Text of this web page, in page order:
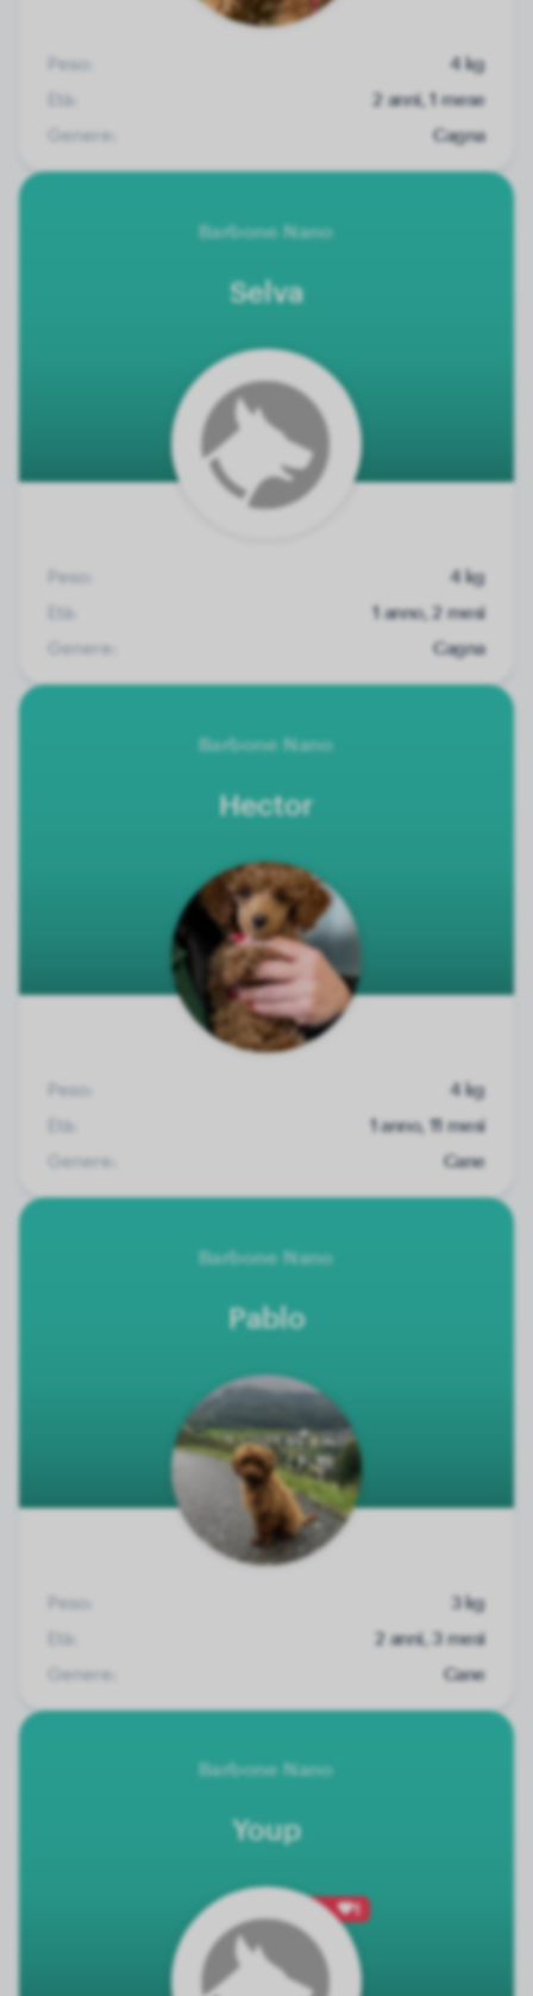
Peso:
4 kg
Età:
2 anni, 1 mese
Genere:
Cagna
Barbone Nano
Selva
Peso:
4 kg
Età:
1 anno, 2 mesi
Genere:
Cagna
Barbone Nano
Hector
Peso:
4 kg
Età:
1 anno, 11 mesi
Genere:
Cane
Barbone Nano
Pablo
Peso:
3 kg
Età:
2 anni, 3 mesi
Genere:
Cane
Barbone Nano
Youp
1